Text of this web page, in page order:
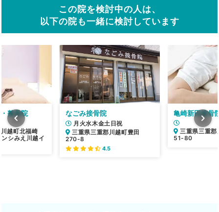
この院を検討中の人は、
以下の院も一緒に検討しています
なごみ接骨院
月火水木金土日祝
三重県三重郡川越町豊田
270-8
4.5
亀崎新田接骨
三重県三重
51-80
整骨院
越町北福崎
シみえ川越イ